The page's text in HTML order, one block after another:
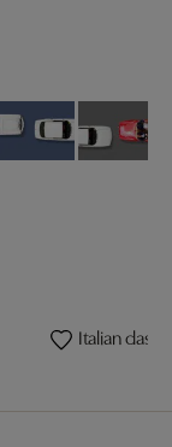
Italian classic